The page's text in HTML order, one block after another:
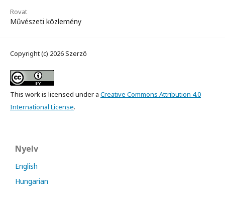
Rovat
Művészeti közlemény
Copyright (c) 2026 Szerző
This work is licensed under a Creative Commons Attribution 4.0
International License.
Nyelv
English
Hungarian